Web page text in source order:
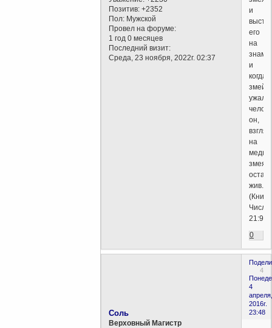
Позитив: +2352
Пол: Мужской
Провел на форуме:
1 год 0 месяцев
Последний визит:
Среда, 23 ноября, 2022г. 02:37
и
его
на
знамя,
и
когда
змей
он,
на
змея,
жив.
(Книга
Числа
21:9)
0
4
4
апреля,
2016г.
23:48
Соль
Верховный Магистр